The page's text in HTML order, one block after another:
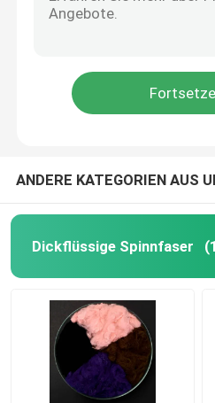
Akustik aus Polyesterfaser
Flammhemmender
Hohle konjugierte
Jungfrau-Polyester-
ANDERE KATEGORIEN AUS
Dickflüssige Spinnfaser